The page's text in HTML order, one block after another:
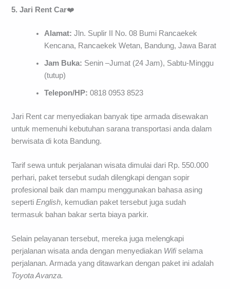
5. Jari Rent Car❤️
Alamat:Jln. Suplir II No. 08 Bumi Rancaekek
Kencana, Rancaekek Wetan, Bandung, Jawa Barat
Jam Buka: Senin –Jumat (24 Jam), Sabtu-Minggu
(tutup)
Telepon/HP:0818 0953 8523
Jari Rent car menyediakan banyak tipe armada disewakan
untuk memenuhi kebutuhan sarana transportasi anda dalam
berwisata di kota Bandung.
Tarif sewa untuk perjalanan wisata dimulai dari Rp. 550.000
perhari, paket tersebut sudah dilengkapi dengan sopir
profesional baik dan mampu menggunakan bahasa asing
sepertiEnglish, kemudian paket tersebut juga sudah
termasuk bahan bakar serta biaya parkir.
Selain pelayanan tersebut, mereka juga melengkapi
perjalanan wisata anda dengan menyediakan Wifiselama
perjalanan. Armada yang ditawarkan dengan paket ini adalah
Toyota Avanza.